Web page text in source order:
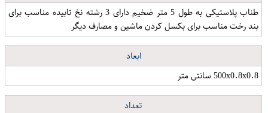
طناب پلاستیکی به طول 5 متر ضخیم دارای 3 رشته نخ تابیده مناسب برای
بند رخت مناسب برای بکسل کردن ماشین و مصارف دیگر
ابعاد
500x0.8x0.8 سانتی متر
تعداد